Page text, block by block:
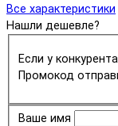
Все характеристики
Нашли дешевле?
Если у
Промокод
Ваше имя